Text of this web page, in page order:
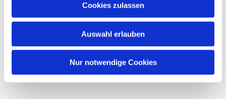
Cookies zulassen
Auswahl erlauben
Nur notwendige Cookies